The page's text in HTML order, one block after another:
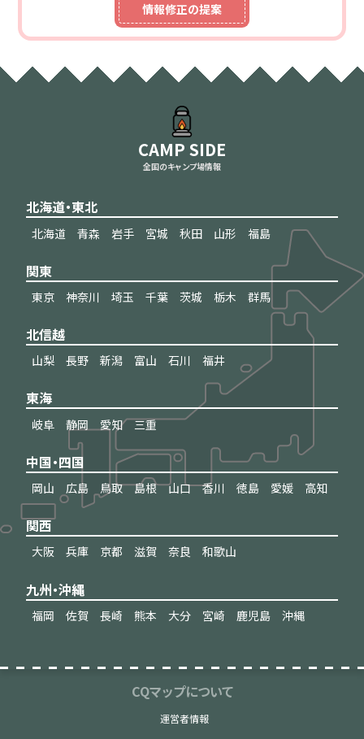
情報修正の提案
CAMP SIDE
全国のキャンプ場情報
北海道・東北
北海道 青森 岩手 宮城 秋田 山形 福島
関東
東京 神奈川 埼玉 千葉 茨城 栃木 群馬
北信越
山梨 長野 新潟 富山 石川 福井
東海
岐阜 静岡 愛知 三重
中国・四国
岡山 広島 鳥取 島根 山口 香川 徳島 愛媛 高知
関西
大阪 兵庫 京都 滋賀 奈良 和歌山
九州・沖縄
福岡 佐賀 長崎 熊本 大分 宮崎 鹿児島 沖縄
CQマップについて
運営者情報